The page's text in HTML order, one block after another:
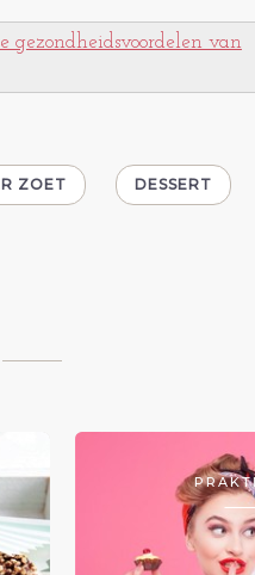
gezondheidsvoordelen van
ZOET DESSERT